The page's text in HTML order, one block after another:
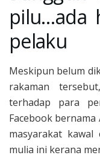
pilu…ada
pelaku
Meskipun belum
rakaman
terhadap para
Facebook
masyarakat
mulia ini kerana